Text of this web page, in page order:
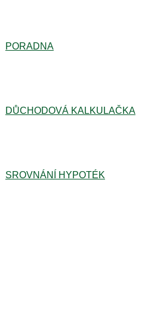
PORADNA
DŮCHODOVÁ KALKULAČKA
SROVNÁNÍ HYPOTÉK